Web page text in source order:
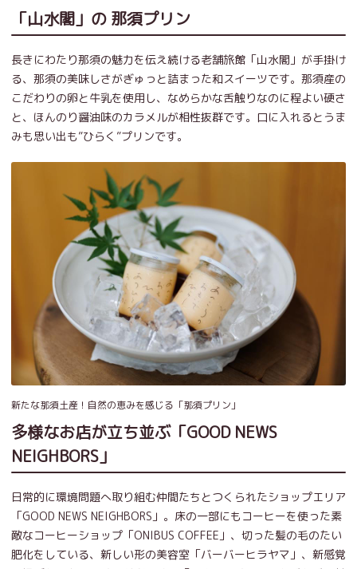
「山水閣」の 那須プリン
長きにわたり那須の魅力を伝え続ける老舗旅館「山水閣」が手掛け
る、那須の美味しさがぎゅっと詰まった和スイーツです。那須産の
こだわりの卵と牛乳を使用し、なめらかな舌触りなのに程よい硬さ
と、ほんのり醤油味のカラメルが相性抜群です。口に入れるとうま
みも思い出も”ひらく”プリンです。
新たな那須土産！自然の恵みを感じる「那須プリン」
多様なお店が立ち並ぶ「GOOD NEWS
NEIGHBORS」
日常的に環境問題へ取り組む仲間たちとつくられたショップエリア
「GOOD NEWS NEIGHBORS」。床の一部にもコーヒーを使った素
敵なコーヒーショップ「ONIBUS COFFEE」、切った髪の毛のたい
肥化をしている、新しい形の美容室「バーバーヒラヤマ」、新感覚